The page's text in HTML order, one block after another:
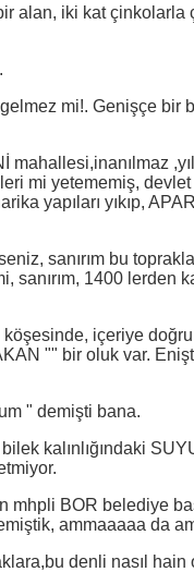
alan, iki kat çinkolarla
mi!. Genişçe bir
mi yetememiş, devlet
yapıları yıkıp,
sanırım bu
sanırım, 1400 lerden
köşesinde, içeriye
"" bir oluk var.
" demişti bana.
kalınlığındaki
mhpli BOR belediye
ammaaaaa da
denli nasıl hain